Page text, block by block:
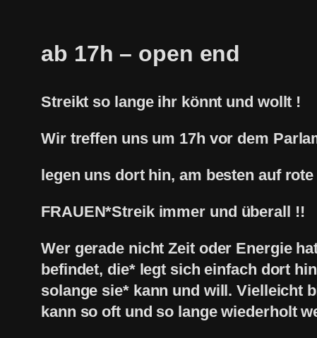
ab 17h – open end
Streikt so lange ihr könnt und wollt !
Wir treffen uns um 17h vor dem
legen uns dort hin, am besten auf
FRAUEN*Streik immer und überall !!
Wer gerade nicht Zeit oder Energie
befindet, die* legt sich einfach dort
solange sie* kann und will. Vielleicht
kann so oft und so lange wiederholt